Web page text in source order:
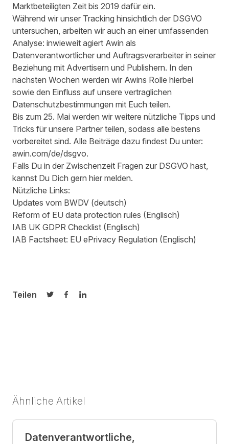
Marktbeteiligten Zeit bis 2019 dafür ein.
Während wir unser Tracking hinsichtlich der DSGVO
untersuchen, arbeiten wir auch an einer umfassenden
Analyse: inwieweit agiert Awin als
Datenverantwortlicher und Auftragsverarbeiter in seiner
Beziehung mit Advertisern und Publishern. In den
nächsten Wochen werden wir Awins Rolle hierbei
sowie den Einfluss auf unsere vertraglichen
Datenschutzbestimmungen mit Euch teilen.
Bis zum 25. Mai werden wir weitere nützliche Tipps und
Tricks für unsere Partner teilen, sodass alle bestens
vorbereitet sind. Alle Beiträge dazu findest Du unter:
awin.com/de/dsgvo.
Falls Du in der Zwischenzeit Fragen zur DSGVO hast,
kannst Du Dich gern hier melden.
Nützliche Links:
Updates vom BWDV (deutsch)
Reform of EU data protection rules (Englisch)
IAB UK GDPR Checklist (Englisch)
IAB Factsheet: EU ePrivacy Regulation (Englisch)
Teilen
Auf Twitter teilen
Auf Facebook teilen
Auf LinkedIn teilen
Ähnliche Artikel
Datenverantwortliche,